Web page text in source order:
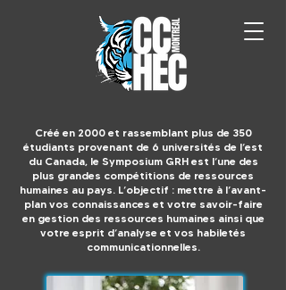
Créé en 2000 et rassemblant plus de 350
étudiants provenant de 6 universités de l’est
du Canada, le Symposium GRH est l’une des
plus grandes compétitions de ressources
humaines au pays. L’objectif : mettre à l’avant-
plan vos connaissances et votre savoir-faire
en gestion des ressources humaines ainsi que
votre esprit d’analyse et vos habiletés
communicationnelles.